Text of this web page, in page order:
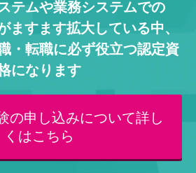
テムや業務システムでの
ますます拡大している中、
・転職に必ず役立つ認定資
になります
の申し込みについて詳し
くはこちら